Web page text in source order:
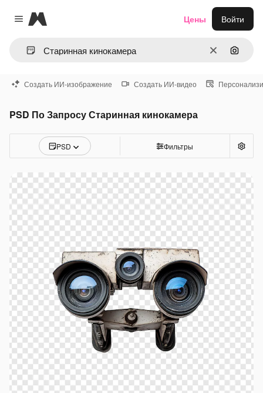
Close menu
Magnific
ОчиститьПоиск
Цены Войти
Создать ИИ-изображение Создать ИИ-видео
PSD По Запросу Старинная кинокамера
PSD Фильтры